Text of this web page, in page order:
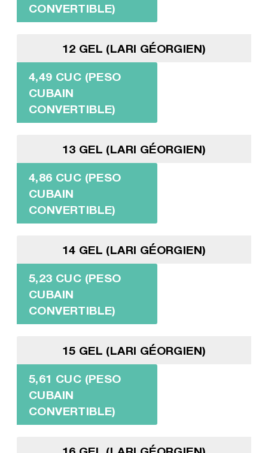
CONVERTIBLE)
12 GEL (LARI GÉORGIEN)
4,49 CUC (PESO
CUBAIN
CONVERTIBLE)
13 GEL (LARI GÉORGIEN)
4,86 CUC (PESO
CUBAIN
CONVERTIBLE)
14 GEL (LARI GÉORGIEN)
5,23 CUC (PESO
CUBAIN
CONVERTIBLE)
15 GEL (LARI GÉORGIEN)
5,61 CUC (PESO
CUBAIN
CONVERTIBLE)